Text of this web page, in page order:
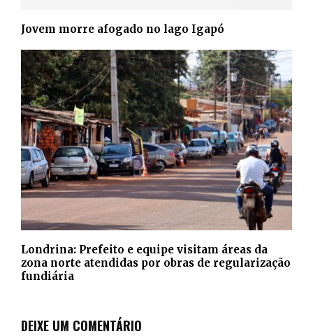
Jovem morre afogado no lago Igapó
Londrina: Prefeito e equipe visitam áreas da
zona norte atendidas por obras de regularização
fundiária
DEIXE UM COMENTÁRIO